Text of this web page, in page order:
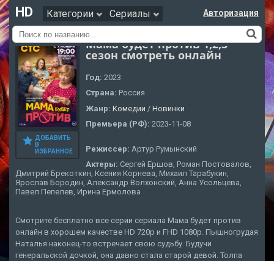
HD Категории Сериалы Авторизация
ДОБАВИТЬ
В
ИЗБРАННОЕ
Мама будет против 1,2,3
сезон смотреть онлайн
Год: 2023
Страна: Россия
Жанр: Комедии / Новинки
Премьера (РФ): 2023-11-08
Режиссер: Артур Румынский
Актеры: Сергей Ершов, Роман Постовалов,
Дмитрий Брекоткин, Ксения Корнева, Михаил Тарабукин,
Ярослав Бородин, Александр Волхонский, Анна Усольцева,
Павел Пепелев, Ирина Ермолова
Смотрите бесплатно все серии сериала Мама будет против
онлайн в хорошем качестве HD 720p и FHD 1080p. Пышногрудая
Наталья наконец-то встречает свою судьбу. Будучи
генеральской дочкой, она давно стала старой девой. Толпа